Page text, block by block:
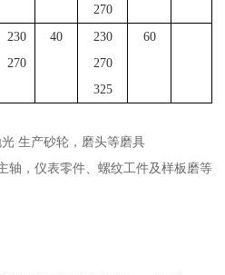
270
230
270
40
230
270
325
60
生产砂轮，磨头等磨具
轴，仪表零件、螺纹工件及样板磨等